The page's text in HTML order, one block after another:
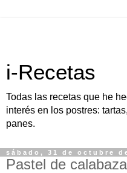
i-Recetas
Todas las recetas que he
interés en los postres:
panes.
sábado, 31 de octubre
Pastel de